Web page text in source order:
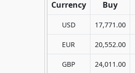
Currency Buy
USD 17,771.00
EUR 20,552.00
GBP 24,011.00